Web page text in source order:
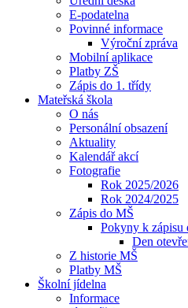
E-podatelna
Povinné informace
Výroční zpráva
Mobilní aplikace
Platby ZŠ
Zápis do 1. třídy
Mateřská škola
O nás
Personální obsazení
Aktuality
Kalendář akcí
Fotografie
Rok 2025/2026
Rok 2024/2025
Zápis do MŠ
Pokyny k zápisu
Den
Z historie MŠ
Platby MŠ
Školní jídelna
Informace